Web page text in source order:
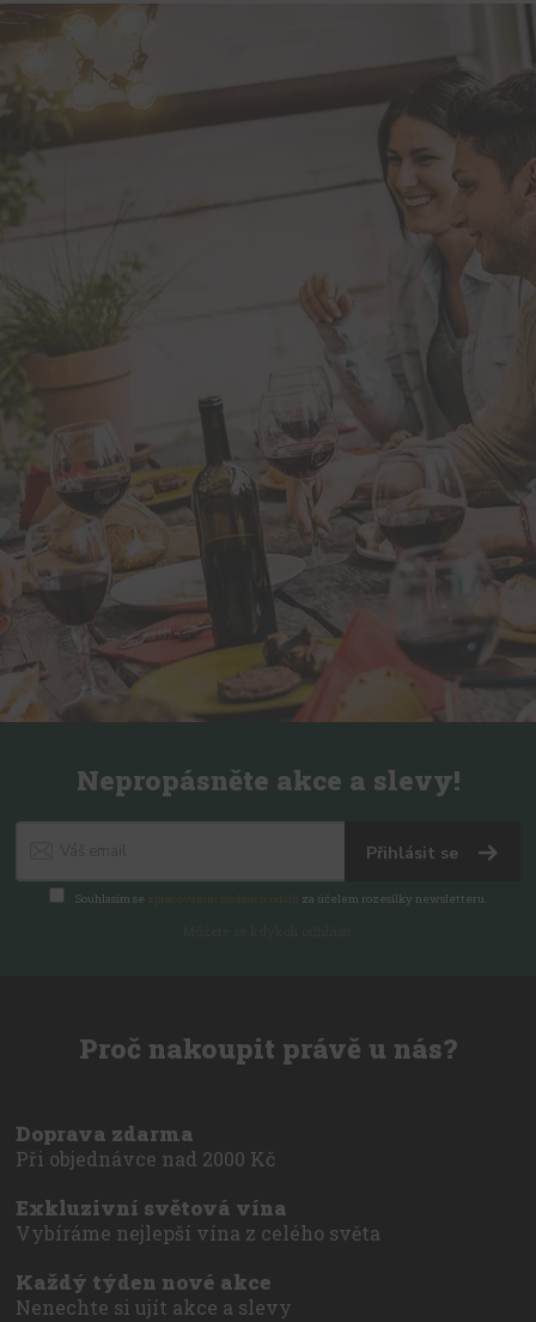
Nepropásněte akce a slevy!
Přihlásit se
Souhlasím se zpracováním osobních údajů za účelem rozesílky newsletteru.
Proč nakoupit právě u nás?
Doprava zdarma
Při objednávce nad 2000 Kč
Exkluzivní světová vína
Vybíráme nejlepší vína z celého světa
Každý týden nové akce
Nenechte si ujít akce a slevy